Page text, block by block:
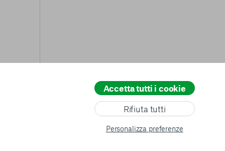
Personalizza preferenze
Rifiuta tutti
Accetta tutti i cookie
All rights reserved
© copyright AVSI 2026 – Web Agency